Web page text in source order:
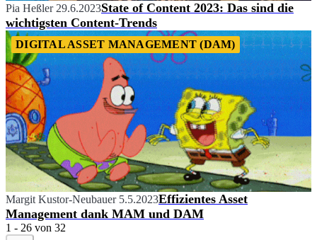
Pia Heßler 29.6.2023State of Content 2023: Das sind die
wichtigsten Content-Trends
DIGITAL ASSET MANAGEMENT (DAM)
Margit Kustor-Neubauer 5.5.2023Effizientes Asset
Management dank MAM und DAM
1 - 26 von 32